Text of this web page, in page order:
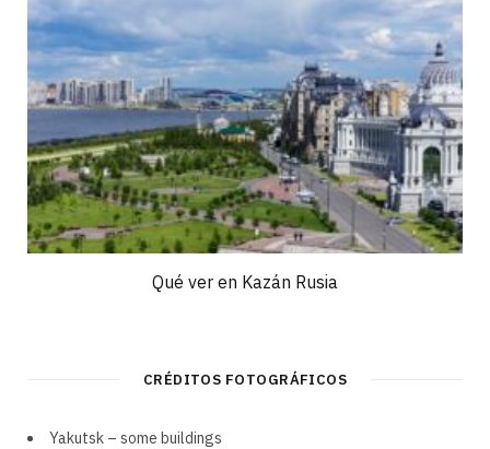
Qué ver en Kazán Rusia
CRÉDITOS FOTOGRÁFICOS
Yakutsk – some buildings